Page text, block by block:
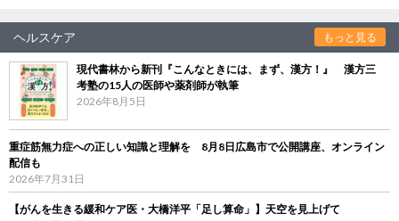
ヘルスケア もっと見る
現代書林から新刊『こんなときには、まず、漢方！』 漢方三
考塾の15人の医師や薬剤師が執筆
2026年8月5日
重症筋無力症への正しい知識と理解を 8月8日広島市で公開講座、オンライン
配信も
2026年7月31日
【がんを生きる緩和ケア医・大橋洋平「足し算命」】天空を見上げて